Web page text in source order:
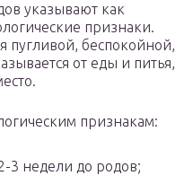
указывают как
признаки.
пугливой, беспокойной,
от еды и питья,
признакам:
3 недели до родов;